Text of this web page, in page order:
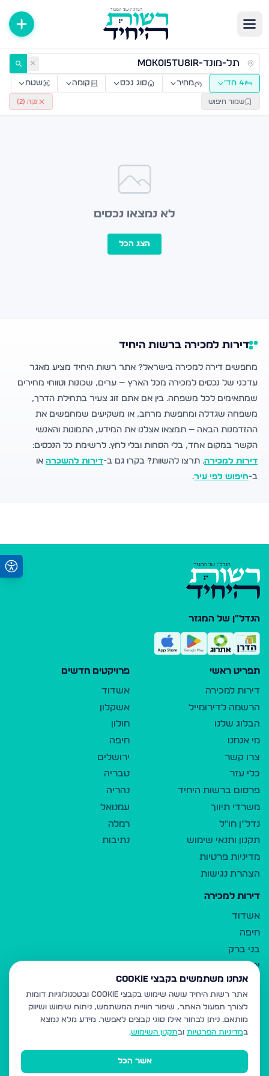
דירות למכירה ולהשכרה — רשות היחיד ✕
4 חד׳ מחיר סוג נכס קומה שטח
שמור חיפוש נקה (2
)
לא נמצאו נכסים
הצג הכל
דירות למכירה ברשות היחיד
מחפשים דירה למכירה בישראל? אתר רשות היחיד מציע מאגר
עדכני של נכסים למכירה מכל הארץ — ערים, שכונות וטווחי מחירים
שמתאימים לכל משפחה. בין אם אתם זוג צעיר בתחילת הדרך,
משפחה שגדלה ומחפשת מרחב, או משקיעים שמחפשים את
ההזדמנות הבאה — תמצאו אצלנו את המידע, התמונות והאנשי
הקשר במקום אחד, בלי הסחות ובלי לחץ. לרשימת כל הנכסים:
דירות למכירה. תרצו להשוות? בקרו גם ב-דירות להשכרה או
ב-חיפוש לפי עיר.
הנדל"ן של המגזר
תפריט ראשי
דירות למכירה
הרשמה לדירומייל
הבלוג שלנו
מי אנחנו
צרו קשר
כלי עזר
פרסום ברשות היחיד
משרדי תיווך
נדל"ן חו"ל
תקנון ותנאי שימוש
מדיניות פרטיות
הצהרת נגישות
פרויקטים חדשים
אשדוד
אשקלון
חולון
חיפה
ירושלים
טבריה
נהריה
עמנואל
רמלה
נתיבות
דירות למכירה
אשדוד
חיפה
בני ברק
ירושלים
אלעד
גבעת זאב
בית שמש
רכסים
מודיעין עילית
אנחנו משתמשים בקבצי Cookie
אתר רשות היחיד עושה שימוש בקבצי Cookie ובטכנולוגיות דומות
לצורך תפעול האתר, שיפור חוויית המשתמש, ניתוח שימוש ושיווק
מותאם. ניתן לבחור אילו סוגי קבצים לאפשר. מידע מלא נמצא
במדיניות הפרטיות ובתקנון השימוש.
אשר הכל